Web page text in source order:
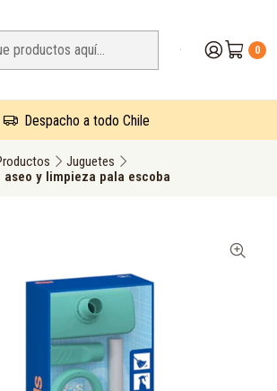
0
Despacho a todo Chile
Juguetes
y limpieza pala escoba